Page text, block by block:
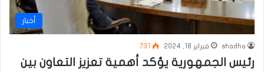
أخبار
shadha فبراير 18, 2024 731
رئيس الجمهورية يؤكد أهمية تعزيز التعاون بين